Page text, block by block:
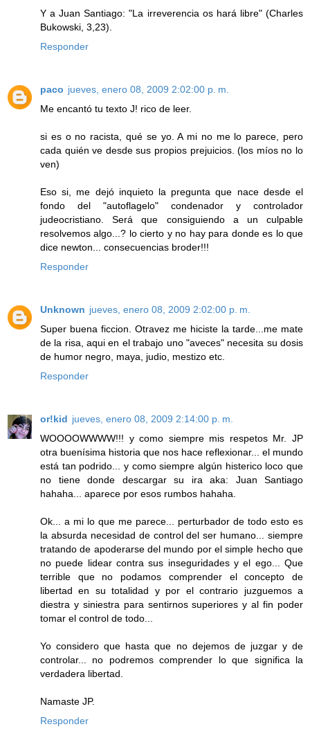
Y a Juan Santiago: "La irreverencia os hará libre" (Charles
Bukowski, 3,23).
Responder
paco jueves, enero 08, 2009 2:02:00 p. m.
Me encantó tu texto J! rico de leer.
si es o no racista, qué se yo. A mi no me lo parece, pero
cada quién ve desde sus propios prejuicios. (los míos no lo
ven)
Eso si, me dejó inquieto la pregunta que nace desde el
fondo del "autoflagelo" condenador y controlador
judeocristiano. Será que consiguiendo a un culpable
resolvemos algo...? lo cierto y no hay para donde es lo que
dice newton... consecuencias broder!!!
Responder
Unknown jueves, enero 08, 2009 2:02:00 p. m.
Super buena ficcion. Otravez me hiciste la tarde...me mate
de la risa, aqui en el trabajo uno "aveces" necesita su dosis
de humor negro, maya, judio, mestizo etc.
Responder
or!kid jueves, enero 08, 2009 2:14:00 p. m.
WOOOOWWWW!!! y como siempre mis respetos Mr. JP
otra buenísima historia que nos hace reflexionar... el mundo
está tan podrido... y como siempre algún histerico loco que
no tiene donde descargar su ira aka: Juan Santiago
hahaha... aparece por esos rumbos hahaha.
Ok... a mi lo que me parece... perturbador de todo esto es
la absurda necesidad de control del ser humano... siempre
tratando de apoderarse del mundo por el simple hecho que
no puede lidear contra sus inseguridades y el ego... Que
terrible que no podamos comprender el concepto de
libertad en su totalidad y por el contrario juzguemos a
diestra y siniestra para sentirnos superiores y al fin poder
tomar el control de todo...
Yo considero que hasta que no dejemos de juzgar y de
controlar... no podremos comprender lo que significa la
verdadera libertad.
Namaste JP.
Responder